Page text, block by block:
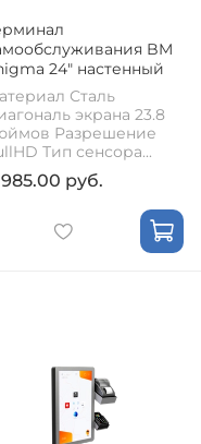
BM
24" настенный
Сталь
экрана 23.8
Разрешение
Тип сенсора...
руб.